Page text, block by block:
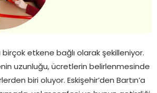
etkene bağlı olarak şekilleniyor.
uzunluğu, ücretlerin belirlenmesinde
biri oluyor. Eskişehir’den Bartın’a